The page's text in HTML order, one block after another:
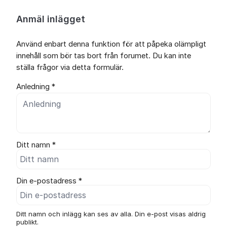
Anmäl inlägget
Använd enbart denna funktion för att påpeka olämpligt
innehåll som bör tas bort från forumet. Du kan inte
ställa frågor via detta formulär.
Anledning *
Ditt namn *
Din e-postadress *
Ditt namn och inlägg kan ses av alla. Din e-post visas aldrig
publikt.